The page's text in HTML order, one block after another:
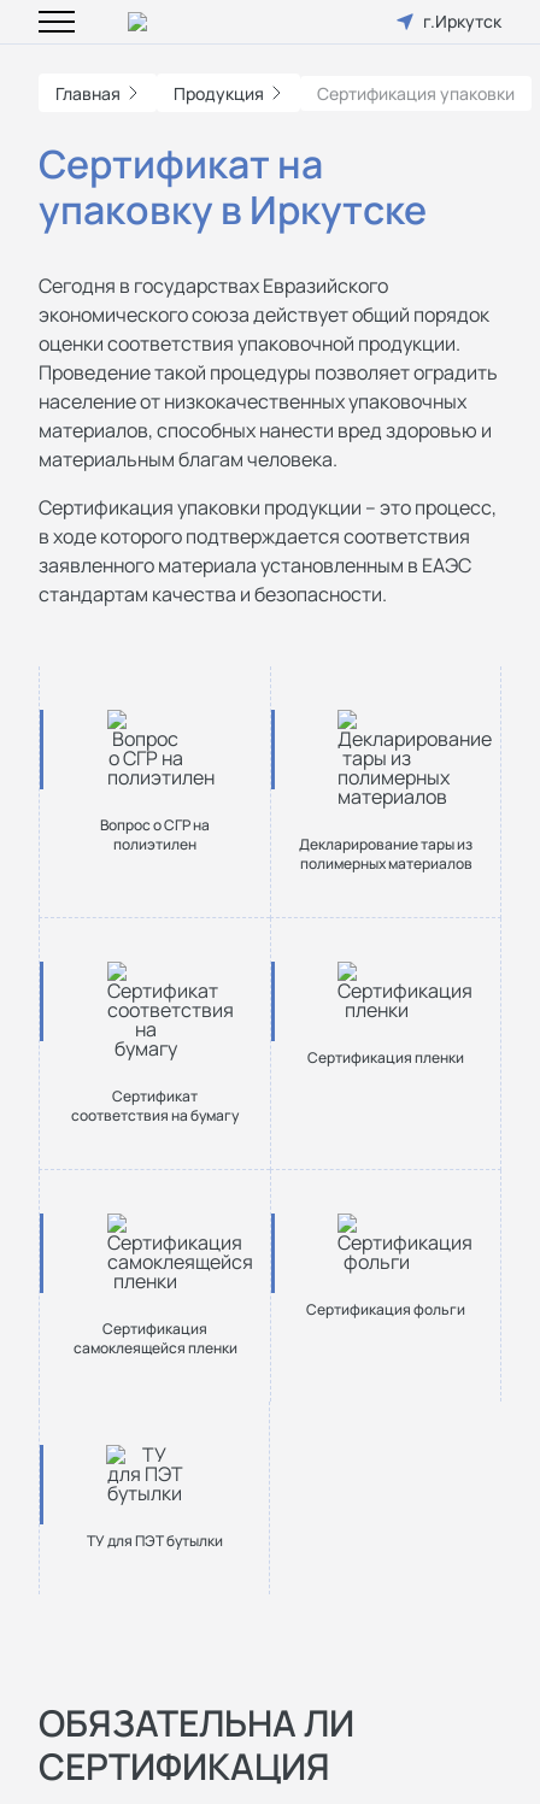
г.Иркутск
Главная Продукция Сертификация упаковки
Сертификат на
упаковку в Иркутске
Сегодня в государствах Евразийского
экономического союза действует общий порядок
оценки соответствия упаковочной продукции.
Проведение такой процедуры позволяет оградить
население от низкокачественных упаковочных
материалов, способных нанести вред здоровью и
материальным благам человека.
Сертификация упаковки продукции – это процесс,
в ходе которого подтверждается соответствия
заявленного материала установленным в ЕАЭС
стандартам качества и безопасности.
Вопрос о СГР на
полиэтилен
Декларирование тары из
полимерных материалов
Сертификат
соответствия на бумагу
Сертификация пленки
Сертификация
самоклеящейся пленки
Сертификация фольги
ТУ для ПЭТ бутылки
ОБЯЗАТЕЛЬНА ЛИ
СЕРТИФИКАЦИЯ